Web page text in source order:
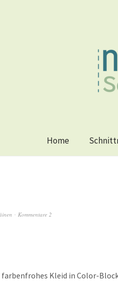
Home
Kommentare 2
farbenfrohes Kleid in Color-